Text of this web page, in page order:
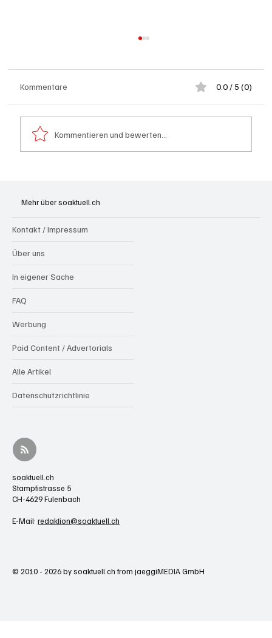
Kommentare 0.0 / 5 (0)
Kommentieren und bewerten...
Mehr über soaktuell.ch
Kontakt / Impressum
Über uns
In eigener Sache
FAQ
Werbung
Paid Content / Advertorials
Alle Artikel
Datenschutzrichtlinie
soaktuell.ch
Stampfistrasse 5
CH-4629 Fulenbach
E-Mail: redaktion@soaktuell.ch
© 2010 - 2026 by soaktuell.ch from jaeggiMEDIA GmbH